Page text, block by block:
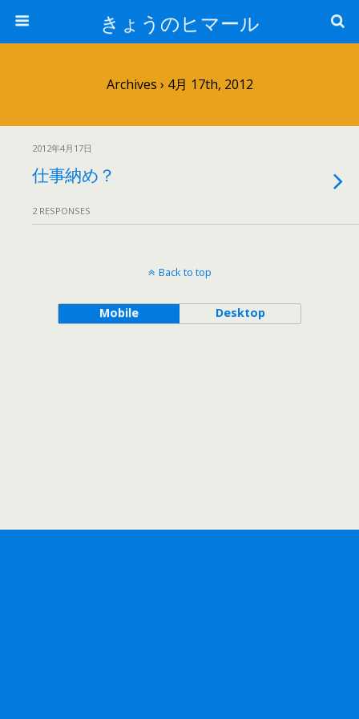
きょうのヒマール
Archives › 4月 17th, 2012
2012年4月17日
仕事納め？
2 RESPONSES
Back to top
Mobile Desktop